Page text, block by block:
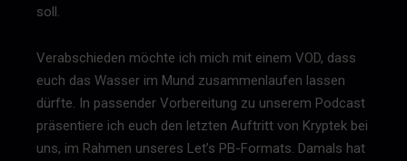
soll.
Verabschieden möchte ich mich mit einem VOD, dass
euch das Wasser im Mund zusammenlaufen lassen
dürfte. In passender Vorbereitung zu unserem Podcast
präsentiere ich euch den letzten Auftritt von Kryptek bei
uns, im Rahmen unseres Let’s PB-Formats. Damals hat